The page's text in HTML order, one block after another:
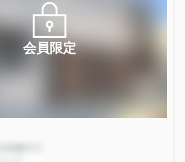
会員限定